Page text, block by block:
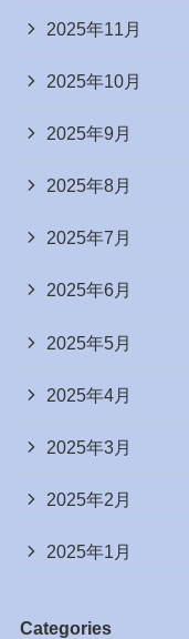
2025年11月
2025年10月
2025年9月
2025年8月
2025年7月
2025年6月
2025年5月
2025年4月
2025年3月
2025年2月
2025年1月
Categories